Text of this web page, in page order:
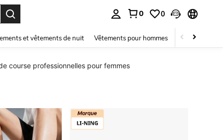
0 0
et vêtements de nuit Vêtements pour hommes Enfants
course professionnelles pour femmes